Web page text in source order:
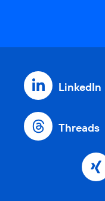
LinkedIn
Threads